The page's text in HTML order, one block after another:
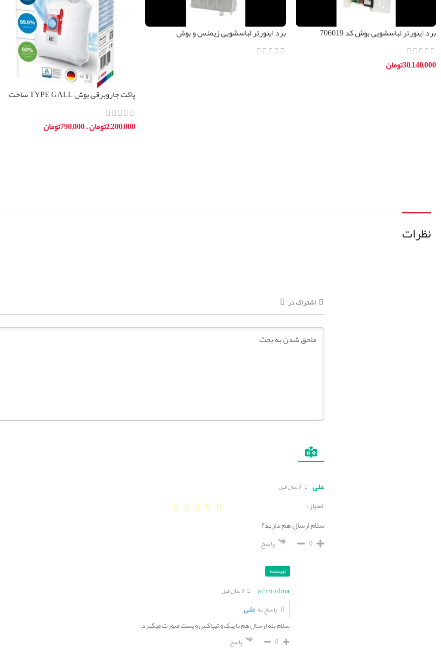
برد اینورتر لباسشویی بوش کد 706019
30,140,000تومان
برد اینورتر لباسشویی زیمنس و بوش
00679421
پاکت جاروبرقی بوش TYPE GALL ساخت
آلمان
2,200,000تومان–
790,000تومان
نظرات
اشتراک در
علی
امتیاز :
سلام ارسال هم دارید؟
0 پاسخ
نویسنده
admindma
پاسخ بهعلی
سلام بله ارسال هم با پیک و تیپاکس و پست صورت میگیرد.
0 پاسخ